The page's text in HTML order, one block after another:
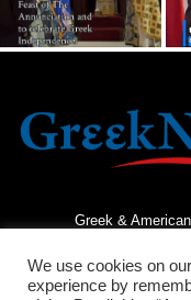
Greek &
We use cookies on
experience by